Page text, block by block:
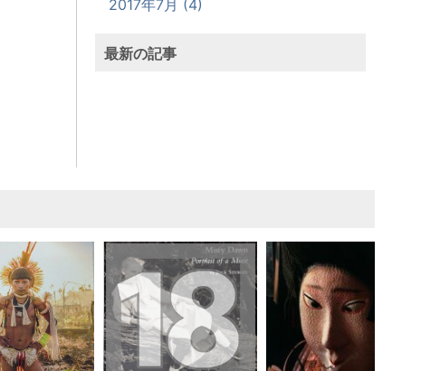
2017年7月 (4)
最新の記事